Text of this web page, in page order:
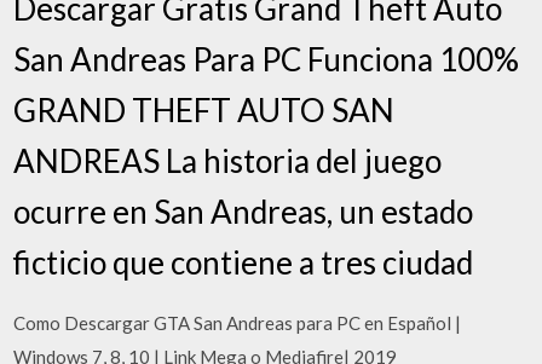
Descargar Gratis Grand Theft Auto
San Andreas Para PC Funciona 100%
GRAND THEFT AUTO SAN
ANDREAS La historia del juego
ocurre en San Andreas, un estado
ficticio que contiene a tres ciudad
Como Descargar GTA San Andreas para PC en Español |
Windows 7, 8, 10 | Link Mega o Mediafire| 2019